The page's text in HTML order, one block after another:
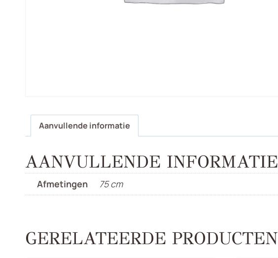
Aanvullende informatie
AANVULLENDE INFORMATIE
Afmetingen 75 cm
GERELATEERDE PRODUCTEN